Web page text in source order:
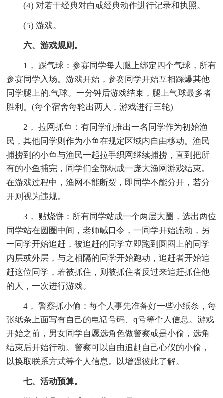
(4) 对若干经典对白或经典动作进行记录和执照。
(5) 游戏。
六、游戏规则。
1， 踩气球：参赛同学每人腿上绑定四个气球，所有
参赛同学入场。游戏开始，参赛同学开始互相踩爆其他
同学腿上的.气球。一分钟后游戏结束，腿上气球最多者
胜利。(每个宿舍每轮出两人，游戏进行三轮)
2， 拉网抓鱼：有同学们推出一名同学作为初始渔
民，其他同学则作为小鱼在规定区域内自由移动。渔民
捕捞到的小鱼与渔民一起拉手织网继续捕捞，直到把所
有的小鱼捕完，同学们全部织成一庞大渔网游戏结束。
在游戏过程中，渔网不能断裂，即同学不能分开，若分
开则视为违规。
3， 贴烧饼：所有同学站成一个两层大圈，选出两位
同学站在圆圈中间，老师喊口令，一同学开始跑动，另
一同学开始追赶，被追赶的同学立即跑到圆圈上的同学
内层或外层，与之相隔的同学开始跑动，追赶者开始追
赶这位同学，若被抓住，则被抓住者反过来追赶抓住他
的人，一次进行游戏。
4， 警察抓小偷：每个人事先准备好一些小纸条，每
张纸条上面写有自己的电话号码、q号等个人信息。游戏
开始之前，男女同学自愿选角色做警察或是小偷，选角
结束后开始行动。警察可以自由追赶自己心仪的小偷，
以换取联系方式等个人信息。以增强彼此了解。
七、活动预算。